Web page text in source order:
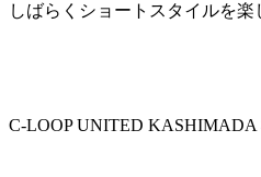
しばらくショートスタイルを
C-LOOP UNITED KASHIMADA